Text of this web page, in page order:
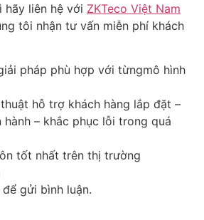
hãy liên hệ với ZKTeco Việt Nam
tôi nhận tư vấn miễn phí khách
pháp phù hợp với từngmô hình
hỗ trợ khách hàng lắp đặt –
hành – khắc phục lỗi trong quá
tốt nhất trên thị trường
để gửi bình luận.